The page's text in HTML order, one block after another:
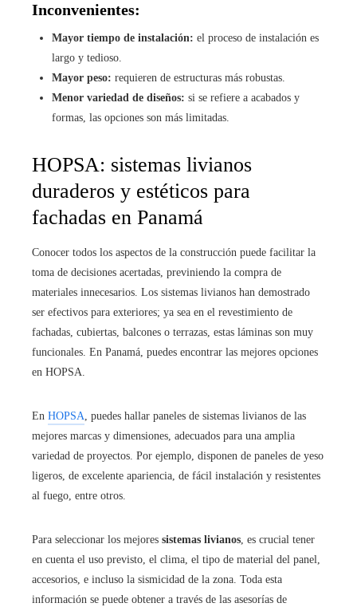
Inconvenientes:
Mayor tiempo de instalación: el proceso de instalación es
largo y tedioso.
Mayor peso: requieren de estructuras más robustas.
Menor variedad de diseños: si se refiere a acabados y
formas, las opciones son más limitadas.
HOPSA: sistemas livianos
duraderos y estéticos para
fachadas en Panamá
Conocer todos los aspectos de la construcción puede facilitar la
toma de decisiones acertadas, previniendo la compra de
materiales innecesarios. Los sistemas livianos han demostrado
ser efectivos para exteriores; ya sea en el revestimiento de
fachadas, cubiertas, balcones o terrazas, estas láminas son muy
funcionales. En Panamá, puedes encontrar las mejores opciones
en HOPSA.
En HOPSA, puedes hallar paneles de sistemas livianos de las
mejores marcas y dimensiones, adecuados para una amplia
variedad de proyectos. Por ejemplo, disponen de paneles de yeso
ligeros, de excelente apariencia, de fácil instalación y resistentes
al fuego, entre otros.
Para seleccionar los mejores sistemas livianos, es crucial tener
en cuenta el uso previsto, el clima, el tipo de material del panel,
accesorios, e incluso la sismicidad de la zona. Toda esta
información se puede obtener a través de las asesorías de